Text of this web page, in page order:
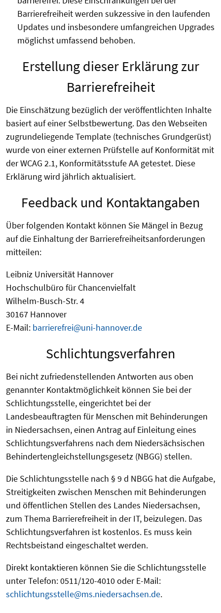
Barrierefreiheit werden sukzessive in den laufenden
Updates und insbesondere umfangreichen Upgrades
möglichst umfassend behoben.
Erstellung dieser Erklärung zur
Barrierefreiheit
Die Einschätzung bezüglich der veröffentlichten Inhalte
basiert auf einer Selbstbewertung. Das den Webseiten
zugrundeliegende Template (technisches Grundgerüst)
wurde von einer externen Prüfstelle auf Konformität mit
der WCAG 2.1, Konformitätsstufe AA getestet. Diese
Erklärung wird jährlich aktualisiert.
Feedback und Kontaktangaben
Über folgenden Kontakt können Sie Mängel in Bezug
auf die Einhaltung der Barrierefreiheitsanforderungen
mitteilen:
Leibniz Universität Hannover
Hochschulbüro für Chancenvielfalt
Wilhelm-Busch-Str. 4
30167 Hannover
E-Mail: barrierefrei@uni-hannover.de
Schlichtungsverfahren
Bei nicht zufriedenstellenden Antworten aus oben
genannter Kontaktmöglichkeit können Sie bei der
Schlichtungsstelle, eingerichtet bei der
Landesbeauftragten für Menschen mit Behinderungen
in Niedersachsen, einen Antrag auf Einleitung eines
Schlichtungsverfahrens nach dem Niedersächsischen
Behindertengleichstellungsgesetz (NBGG) stellen.
Die Schlichtungsstelle nach § 9 d NBGG hat die Aufgabe,
Streitigkeiten zwischen Menschen mit Behinderungen
und öffentlichen Stellen des Landes Niedersachsen,
zum Thema Barrierefreiheit in der IT, beizulegen. Das
Schlichtungsverfahren ist kostenlos. Es muss kein
Rechtsbeistand eingeschaltet werden.
Direkt kontaktieren können Sie die Schlichtungsstelle
unter Telefon: 0511/120-4010 oder E-Mail:
schlichtungsstelle@ms.niedersachsen.de.